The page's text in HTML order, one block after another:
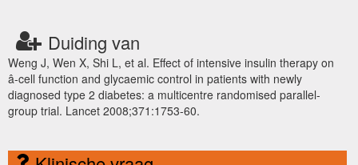
Duiding van
Weng J, Wen X, Shi L, et al. Effect of intensive insulin therapy on
â-cell function and glycaemic control in patients with newly
diagnosed type 2 diabetes: a multicentre randomised parallel-
group trial. Lancet 2008;371:1753-60.